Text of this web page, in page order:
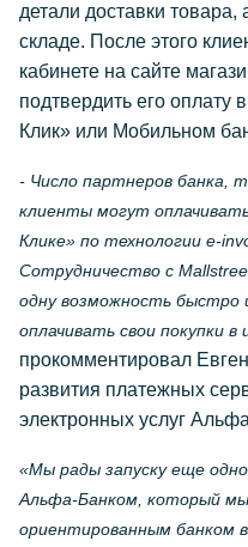
детали доставки товара,
складе. После этого
кабинете на сайте
подтвердить его оплату
Клик» или Мобильном
- Число партнеров банка,
клиенты могут
Клике» по технологии e-
Сотрудничество с
одну возможность быстро
оплачивать свои покупки в
прокомментировал
развития платежных
электронных услуг
«Мы рады запуску еще
Альфа-Банком, который
ориентированным банком